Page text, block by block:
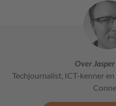
Over
Techjournalist, ICT-kenner